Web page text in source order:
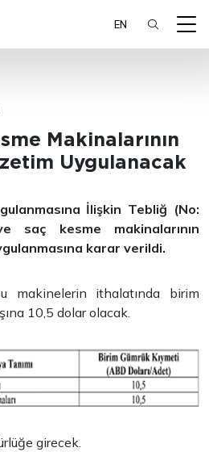
EN
Makinalarının
Uygulanacak
İlişkin Tebliğ (No:
kesme makinalarının
karar verildi.
makinelerin ithalatında birim
10,5 dolar olacak.
girecek.